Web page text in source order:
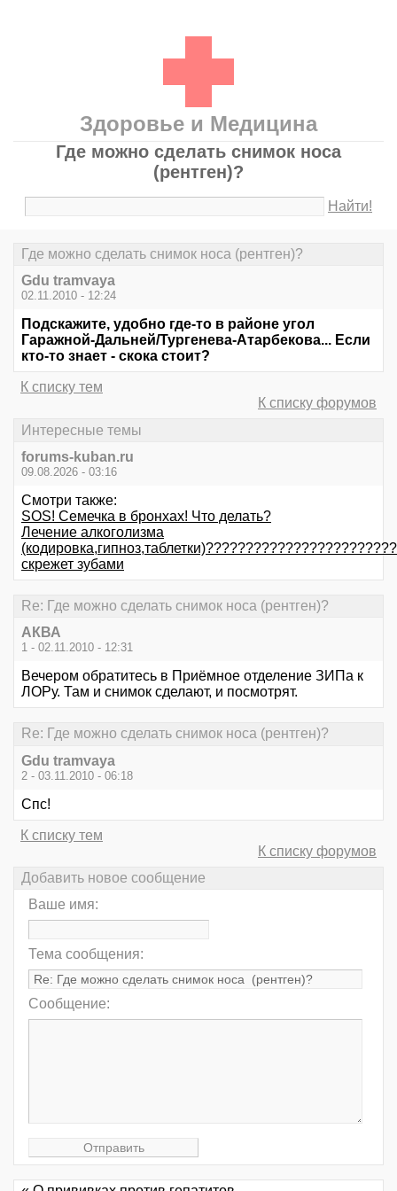
Здоровье и Медицина
Где можно сделать снимок носа
(рентген)?
Найти!
Где можно сделать снимок носа (рентген)?
Gdu tramvaya
02.11.2010 - 12:24
Подскажите, удобно где-то в районе угол
Гаражной-Дальней/Тургенева-Атарбекова... Если
кто-то знает - скока стоит?
К списку тем
К списку форумов
Интересные темы
forums-kuban.ru
09.08.2026 - 03:16
Смотри также:
SOS! Семечка в бронхах! Что делать?
Лечение алкоголизма
скрежет зубами
Re: Где можно сделать снимок носа (рентген)?
АКВА
1 - 02.11.2010 - 12:31
Вечером обратитесь в Приёмное отделение ЗИПа к
ЛОРу. Там и снимок сделают, и посмотрят.
Re: Где можно сделать снимок носа (рентген)?
Gdu tramvaya
2 - 03.11.2010 - 06:18
Спс!
К списку тем
К списку форумов
Добавить новое сообщение
Ваше имя:
Тема сообщения:
Сообщение: